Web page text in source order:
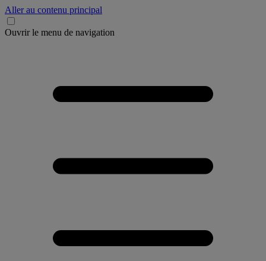
Aller au contenu principal
Ouvrir le menu de navigation